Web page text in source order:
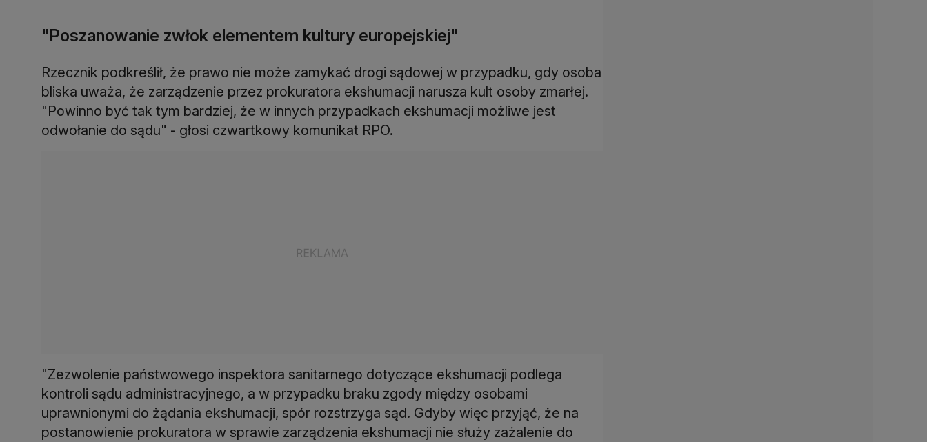
"Poszanowanie zwłok elementem kultury europejskiej"
Rzecznik podkreślił, że prawo nie może zamykać drogi sądowej w przypadku, gdy osoba
bliska uważa, że zarządzenie przez prokuratora ekshumacji narusza kult osoby zmarłej.
"Powinno być tak tym bardziej, że w innych przypadkach ekshumacji możliwe jest
odwołanie do sądu" - głosi czwartkowy komunikat RPO.
"Zezwolenie państwowego inspektora sanitarnego dotyczące ekshumacji podlega
kontroli sądu administracyjnego, a w przypadku braku zgody między osobami
uprawnionymi do żądania ekshumacji, spór rozstrzyga sąd. Gdyby więc przyjąć, że na
postanowienie prokuratora w sprawie zarządzenia ekshumacji nie służy zażalenie do